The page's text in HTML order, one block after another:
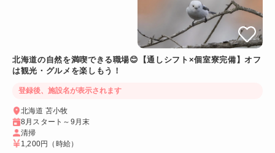
北海道の自然を満喫できる職場😊【通しシフト×個室寮完備】オフ
は観光・グルメを楽しもう！
登録後、施設名が表示されます
北海道 苫小牧
8月スタート～9月末
清掃
1,200円 （時給）